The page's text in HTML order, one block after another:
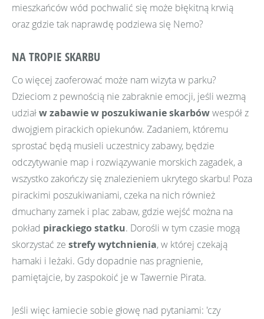
mieszkańców wód pochwalić się może błękitną krwią
oraz gdzie tak naprawdę podziewa się Nemo?
NA TROPIE SKARBU
Co więcej zaoferować może nam wizyta w parku?
Dzieciom z pewnością nie zabraknie emocji, jeśli wezmą
udziałw zabawie w poszukiwanie skarbówwespół z
dwojgiem pirackich opiekunów. Zadaniem, któremu
sprostać będą musieli uczestnicy zabawy, będzie
odczytywanie map i rozwiązywanie morskich zagadek, a
wszystko zakończy się znalezieniem ukrytego skarbu! Poza
pirackimi poszukiwaniami, czeka na nich również
dmuchany zamek i plac zabaw, gdzie wejść można na
pokład pirackiego statku. Dorośli w tym czasie mogą
skorzystać ze strefy wytchnienia, w której czekają
hamaki i leżaki. Gdy dopadnie nas pragnienie,
pamiętajcie, by zaspokoić je w Tawernie Pirata.
Jeśli więc łamiecie sobie głowę nad pytaniami: 'czy